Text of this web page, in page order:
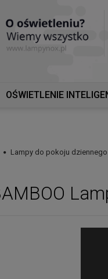
OŚWIETLENIE
Lampy do pokoju dziennego